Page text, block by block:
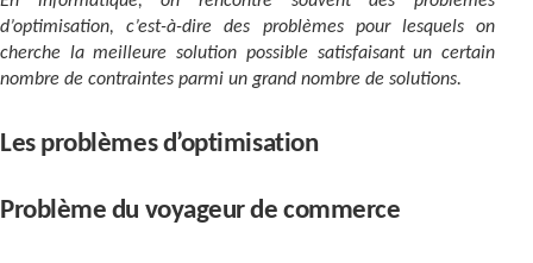
Enseignement scientifique
Troisième
Contact
d’optimisation, c’est-à-dire des problèmes pour lesquels on
cherche la meilleure solution possible satisfaisant un certain
nombre de contraintes parmi un grand nombre de solutions.
Les problèmes d’optimisation
Problème du voyageur de commerce